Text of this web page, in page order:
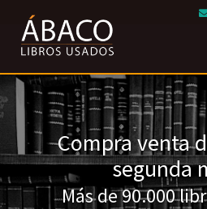
Compra venta
segunda
Más de 90.000